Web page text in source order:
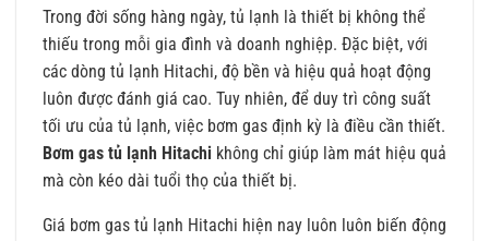
Trong đời sống hàng ngày, tủ lạnh là thiết bị không thể
thiếu trong mỗi gia đình và doanh nghiệp. Đặc biệt, với
các dòng tủ lạnh Hitachi, độ bền và hiệu quả hoạt động
luôn được đánh giá cao. Tuy nhiên, để duy trì công suất
tối ưu của tủ lạnh, việc bơm gas định kỳ là điều cần thiết.
Bơm gas tủ lạnh Hitachi không chỉ giúp làm mát hiệu quả
mà còn kéo dài tuổi thọ của thiết bị.
Giá bơm gas tủ lạnh Hitachi hiện nay luôn luôn biến động